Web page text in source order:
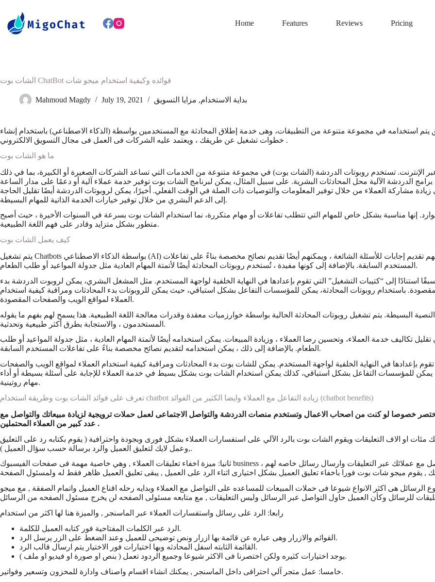
Home Features Reviews Pricing
الشات بوت ChatBot فوائده وكيفية استخدام ميجو شات
Mahmoud Magdy July 19, 2021 بداية الاستخدام, مزايا التسويق
يتم استخدامه في مجموعة متنوعة من التطبيقات، وهى خدمة إطلاق المحادثة مع المستخدمين بواسطة (الذكاء الاصطناعي) باستخدام إنشاء
خطوات تشغيل عن طريقك ، ويعتمد عليه الشركات فى العمل فى مجال التسويق الالكتروني .
ما هو الشات بوت
الإنترنت. تستخدم روبوتات الدردشة (الشات بوت) في مجموعة متنوعة من الخدمات التي تساعد الشركات الصغيرة أو الكبيرة، بما في ذلك
الدردشة الآلية محل المحادثات البشرية. على سبيل المثال، يمكن لبرنامج الشات بوت توفير خدمة عملاء آلية أو دعمًا على مدار الساعة
مشاركة العملاء من خلال توفير المعلومات والتوصيات ذات الصلة في الوقت الفعلي. أخيرًا، يمكن لروبوتات الدردشة أيضًا تقليل الحاجة
إلى الدعم البشري من خلال توفير خيارات الخدمة الذاتية للمهام البسيطة.
إنها مناسبة بشكل خاص للمهام التي تتطلب تفاعلات أو مهام متكررة، نما استخدام الشات بوت بسرعة في السنوات الأخيرة ، حيث أصبح
متطور بشكل متزايد وقادر على فهم اللغة الطبيعية.
كيف يعمل الشات بوت
يتم تشغيل Chatbots بواسطة الذكاء الاصطناعي (AI) ويمكنها فهم استفسارات وطلبات المستخدمين والرد عليها. يمكنهم تقديم إجابات للأسئلة الشائعة ، ويمكنهم أيضًا تقديم نصائح مخصصة بناءً على تفاعلات
المستخدم السابقة. بالإضافة إلى كونها مفيدة ، تُستخدم روبوتات المحادثة أيضًا لأتمتة المهام العادية مثل جدولة المواعيد أو طلب الطعام.
استنادًا إلى “كتيبات التشغيل” التي تقوم بإعدادها في النهاية الخلفية لواجهة المستخدم. مثل المشغل البشري، يمكن لروبوت الدردشة بدء
باستخدام روبوتات المحادثة، يمكن للمؤسسات التفاعل بشكل استباقي، حيث يمكن للروبوتات بدء المحادثات ومراقبة كيفية استخدام
العملاء لمواقع الويب والصفحات المقصودة.
البسيطة. يتم تشغيل روبوتات المحادثة الحالية بواسطة خوارزميات معقدة وقدرات معالجة اللغة الطبيعية. هذا يسمح لهم بفهم ما يقوله
المستخدمون ، والاستجابة بطرق أكثر طبيعية وتحدثية.
تكاليف خدمة العملاء، وتحسين رضا العملاء ، وزيادة المبيعات. يمكن استخدامه أيضًا لأتمتة المهام العادية ، مثل جدولة المواعيد أو طلب
الطعام. بالإضافة إلى ذلك ، يمكن استخدامه لتقديم نصائح مخصصة بناءً على تفاعلات المستخدم السابقة.
بإعدادها في النهاية الخلفية لواجهة المستخدم. يمكن للشات بوت بدء المحادثات ومراقبة كيفية استخدام العملاء لمواقع الويب والصفحات
يمكن للمؤسسات التفاعل بشكل استباقي، كذلك يمكن استخدام الشات بوت بشكل بسيط في خدمة العملاء للإجابة على أسئلة بسيطة أو أداء
مهام روتينية.
تعرف على فوائد الشات بوت وطريقة استخدام chatbot زيادة التفاعل مع العملاء وايضا الكثير من الفوائد (chatbot benefits)
خصوصا لو كنت من اصحاب الاعمال وتستخدم منصات الدردشة والتواصل الاجتماعى لعمل حملات ترويجية لزيادة مبيعاتك والتواصل مع
عدد كبير من العملاء المحتملين .
مئات او الاف التعليقات ويقوم الشات بوت بالرد الآلي على استفسارات العملاء بشكل فورى وبجودة واحترافية ( يقوم بكتابه رد على التعليق
,وعمل لايك لتعليق العميل والرد برسالة حسب سؤال العميل ).
ثانيا: ميزة اخفاء تعليقات العملاء , وهي خاصية مهمة فى صفحات الفيسبوك business ، هل مررت بتجربه عمل حملة تروجية ويحاول بعض المتربصين التواصل مع عملائك عبر التعليقات وارسال رسائل خاصه لهم
الرسائل هى اكثر الانواع شيوعا فى حملات المبيعات للمساعده على التواصل مع العملاء وبدايه رحله اقناع العميل واتمام الصفقة , مع ميجو
رابعا: الرد على رسائل واستفسارات العملاء عبر الماسنجر , والميزة هنا لها اكثر من استخدام
الرد عبر الكلمات المفتاحية فور كتابه العميل للكلمة.
القوائم والازرار وهى عباره عن قائمة بها ازرار ونص توضيحى للعميل وعند الضغط على الزر يرسل الرد.
القائمة الثابته اسفل المحادثه وبها اختيارات فور الاختيار يتم ارسال قالب الرد.
يوجد اختيارات كثيره ولكن اختصرنا فى الاكثر شيوعا وجميع الردود تعمل ( بنص او صورة او فيديو او ملف ).
خامسا: عمل متجر آلي احترافى داخل الماسنجر , يمكنك انشاء اقسام واصناف وادارة للمخزون وتسعير وفواتير.